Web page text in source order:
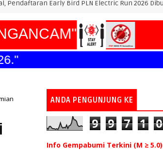
Bird PLN Electric Run 2026 Dibuka Besok
ANDA PENGUNJUNG KE
9 9 7 1 0
Info Gempabumi Terkini (M ≥ 5.0)